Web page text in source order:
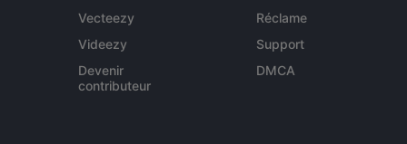
Vecteezy
Videezy
Devenir
contributeur
Réclame
Support
DMCA